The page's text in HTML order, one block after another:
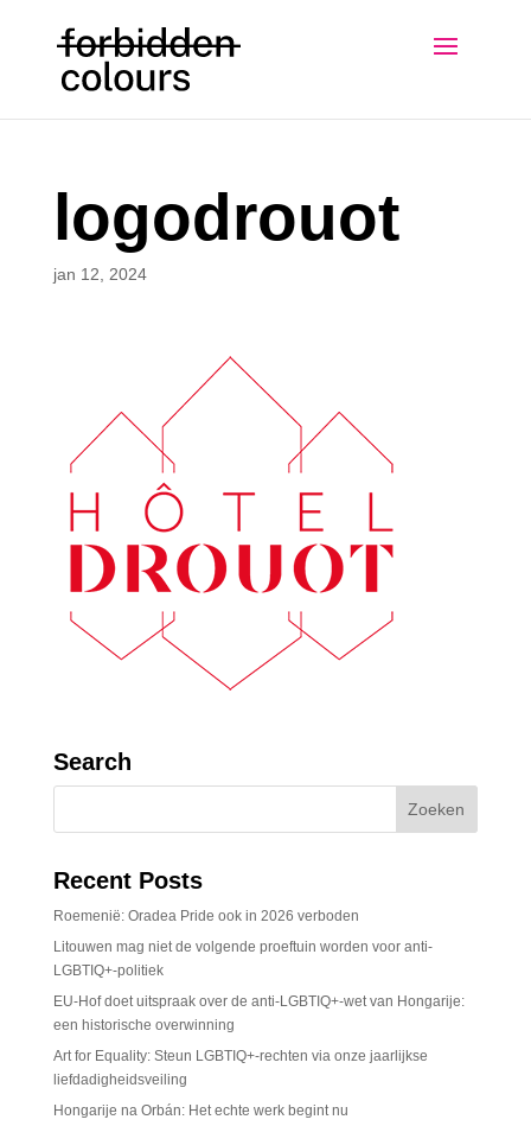
logodrouot
jan 12, 2024
Search
Recent Posts
Roemenië: Oradea Pride ook in 2026 verboden
Litouwen mag niet de volgende proeftuin worden voor anti-
LGBTIQ+-politiek
EU-Hof doet uitspraak over de anti-LGBTIQ+-wet van Hongarije:
een historische overwinning
Art for Equality: Steun LGBTIQ+-rechten via onze jaarlijkse
liefdadigheidsveiling
Hongarije na Orbán: Het echte werk begint nu